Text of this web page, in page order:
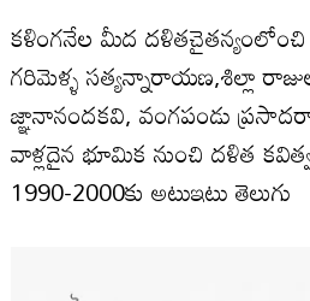
కళింగనేల మీద దళితచైతన్యంలోంచి
గరిమెళ్ళ సత్యన్నారాయణ,శిల్లా
జ్ఞానానందకవి, వంగపండు
వాళ్లదైన భూమిక నుంచి దళిత
1990-2000కు అటుఇటు తెలుగు